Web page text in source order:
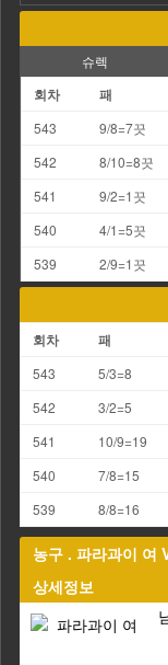
슈렉
회차 패
543 9/8=7끗
542
8/10=8끗
541
9/2=1끗
540
4/1=5끗
539
2/9=1끗
회차 패
543 5/3=8
542
3/2=5
541
10/9=19
540
7/8=15
539
8/8=16
농구 . 파라과이 여
상세정보